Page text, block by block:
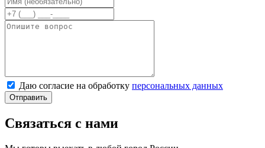
Даю согласие на обработку персональных данных
Отправить
Связаться с нами